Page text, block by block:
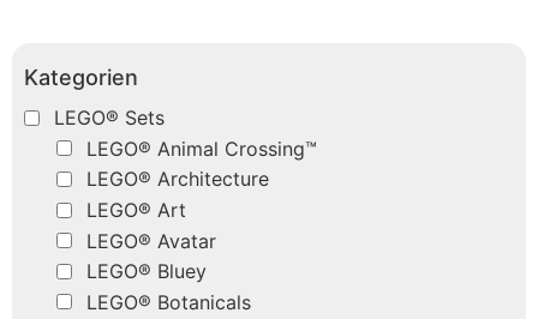
Kategorien
LEGO® Sets
LEGO® Animal Crossing™
LEGO® Architecture
LEGO® Art
LEGO® Avatar
LEGO® Bluey
LEGO® Botanicals